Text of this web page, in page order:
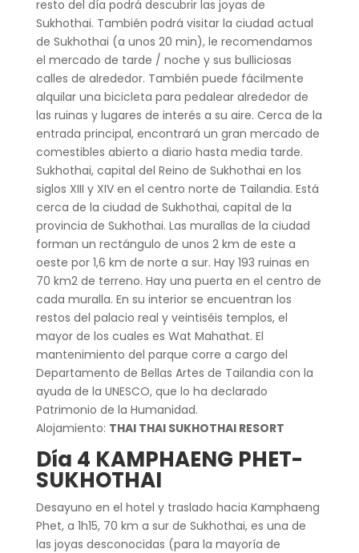
resto del día podrá descubrir las joyas de
Sukhothai. También podrá visitar la ciudad actual
de Sukhothai (a unos 20 min), le recomendamos
el mercado de tarde / noche y sus bulliciosas
calles de alrededor. También puede fácilmente
alquilar una bicicleta para pedalear alrededor de
las ruinas y lugares de interés a su aire. Cerca de la
entrada principal, encontrará un gran mercado de
comestibles abierto a diario hasta media tarde.
Sukhothai, capital del Reino de Sukhothai en los
siglos XIII y XIV en el centro norte de Tailandia. Está
cerca de la ciudad de Sukhothai, capital de la
provincia de Sukhothai. Las murallas de la ciudad
forman un rectángulo de unos 2 km de este a
oeste por 1,6 km de norte a sur. Hay 193 ruinas en
70 km2 de terreno. Hay una puerta en el centro de
cada muralla. En su interior se encuentran los
restos del palacio real y veintiséis templos, el
mayor de los cuales es Wat Mahathat. El
mantenimiento del parque corre a cargo del
Departamento de Bellas Artes de Tailandia con la
ayuda de la UNESCO, que lo ha declarado
Patrimonio de la Humanidad.
Alojamiento: THAI THAI SUKHOTHAI RESORT
Día 4 KAMPHAENG PHET-
SUKHOTHAI
Desayuno en el hotel y traslado hacia Kamphaeng
Phet, a 1h15, 70 km a sur de Sukhothai, es una de
las joyas desconocidas (para la mayoría de